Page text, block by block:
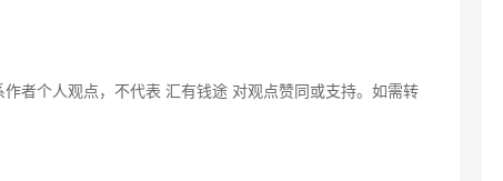
者个人观点，不代表 汇有钱途 对观点赞同或支持。如需转